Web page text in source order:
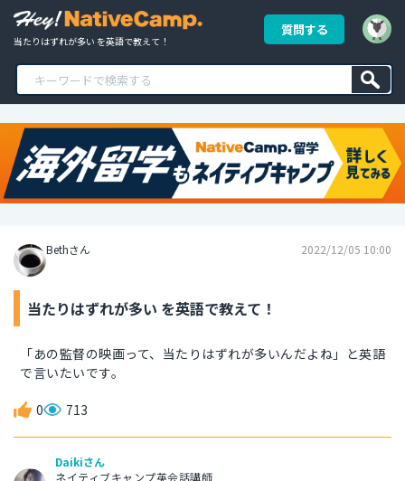
当たりはずれが多い を英語で教えて！
質問する
Bethさん 2022/12/05 10:00
当たりはずれが多い を英語で教えて！
「あの監督の映画って、当たりはずれが多いんだよね」と英語
で言いたいです。
0 713
Daikiさん
ネイティブキャンプ英会話講師